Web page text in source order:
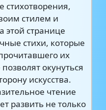
стихотворения,
стилем и
этой странице
стихи, которые
их
окунуться
искусства.
чтение
развить не только